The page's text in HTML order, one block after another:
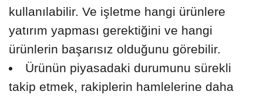
kullanılabilir. Ve işletme hangi ürünlere
yatırım yapması gerektiğini ve hangi
ürünlerin başarısız olduğunu görebilir.
Ürünün piyasadaki durumunu sürekli
takip etmek, rakiplerin hamlelerine daha